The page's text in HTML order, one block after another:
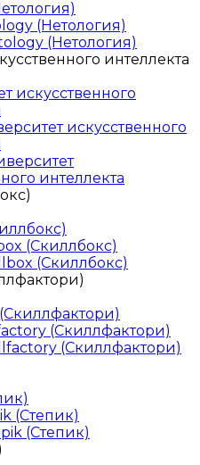
(Нетология)
(Нетология)
интеллекта
искусственного
искусственного
интеллекта
(Скиллбокс)
(Скиллбокс)
(Скиллфактори)
(Скиллфактори)
(Степик)
(Степик)